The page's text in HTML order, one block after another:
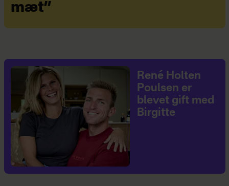
mæt”
René Holten
Poulsen er
blevet gift med
Birgitte